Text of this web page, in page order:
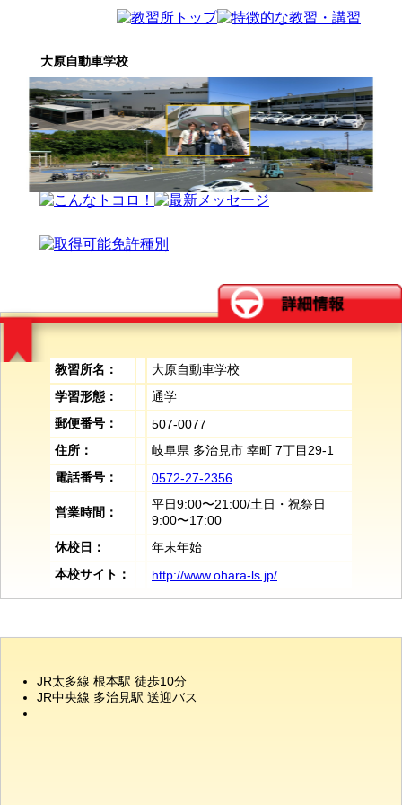
大原自動車学校
教習所名：
大原自動車学校
学習形態：
通学
郵便番号：
507-0077
住所：
岐阜県 多治見市 幸町 7丁目29-1
電話番号：
0572-27-2356
営業時間：
平日9:00〜21:00/土日・祝祭日
9:00〜17:00
休校日：
年末年始
本校サイト：
http://www.ohara-ls.jp/
JR太多線 根本駅 徒歩10分
JR中央線 多治見駅 送迎バス